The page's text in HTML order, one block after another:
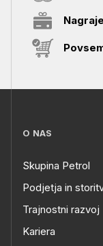
O NAS
Skupina Petrol
Podjetja in
Trajnostni razvoj
Kariera